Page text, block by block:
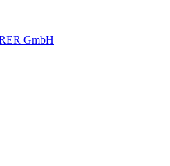
GmbH